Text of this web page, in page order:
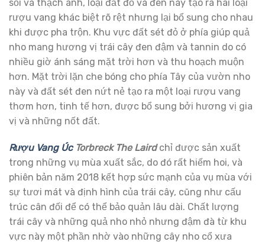
sỏi và thạch anh, loại đất đỏ và đen này tạo ra hai loại
rượu vang khác biệt rõ rệt nhưng lại bổ sung cho nhau
khi được pha trộn. Khu vực đất sét đỏ ở phía giúp quả
nho mang hương vị trái cây đen đậm và tannin do có
nhiều giờ ánh sáng mặt trời hơn và thu hoạch muộn
hơn. Mặt trời lặn che bóng cho phía Tây của vườn nho
này và đất sét đen nứt nẻ tạo ra một loại rượu vang
thơm hơn, tinh tế hơn, được bổ sung bởi hương vị gia
vị và những nốt đất.
Rượu Vang ÚcTorbreck The Lairdchỉ được sản xuất
trong những vụ mùa xuất sắc, do đó rất hiếm hoi, và
phiên bản năm 2018 kết hợp sức mạnh của vụ mùa với
sự tươi mát và định hình của trái cây, cũng như cấu
trúc cân đối để có thể bảo quản lâu dài. Chất lượng
trái cây và những quả nho nhỏ nhưng đậm đà từ khu
vực này một phần nhờ vào những cây nho cổ xưa